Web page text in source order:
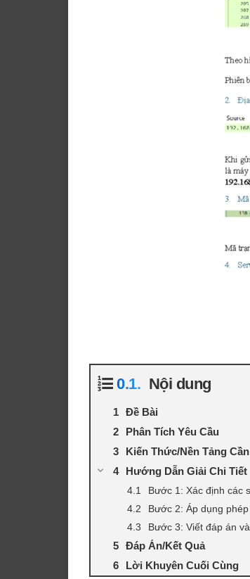
Nội dung
Đề Bài
Phân Tích Yêu Cầu
Kiến Thức/Nền Tảng
Hướng Dẫn Giải Chi Tiết
Bước 1: Xác định các
Bước 2: Áp dụng
Bước 3: Viết đáp án
Đáp Án/Kết Quả
Lời Khuyên Cuối Cùng